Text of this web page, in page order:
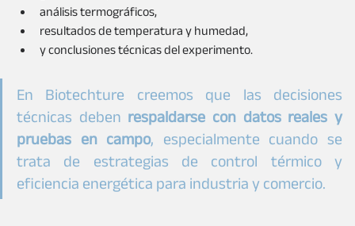
análisis termográficos,
resultados de temperatura y humedad,
y conclusiones técnicas del experimento.
En Biotechture creemos que las decisiones
técnicas deben respaldarse con datos reales y
pruebas en campo, especialmente cuando se
trata de estrategias de control térmico y
eficiencia energética para industria y comercio.